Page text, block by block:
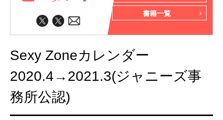
書籍一覧
Sexy Zoneカレンダー
2020.4→2021.3(ジャニーズ事
務所公認)